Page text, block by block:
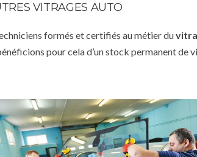
VITRAGES AUTO
formés et certifiés au métier du
pour cela d’un stock permanent de